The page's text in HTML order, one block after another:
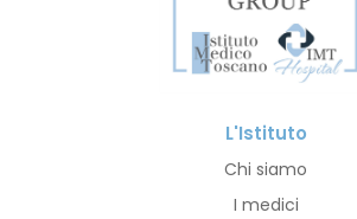
L'Istituto
Chi siamo
I medici